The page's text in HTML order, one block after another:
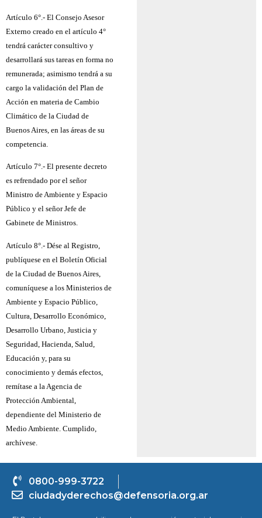
Artículo 6°.- El Consejo Asesor
Externo creado en el artículo 4°
tendrá carácter consultivo y
desarrollará sus tareas en forma no
remunerada; asimismo tendrá a su
cargo la validación del Plan de
Acción en materia de Cambio
Climático de la Ciudad de
Buenos Aires, en las áreas de su
competencia.
Artículo 7°.- El presente decreto
es refrendado por el señor
Ministro de Ambiente y Espacio
Público y el señor Jefe de
Gabinete de Ministros.
Artículo 8°.- Dése al Registro,
publíquese en el Boletín Oficial
de la Ciudad de Buenos Aires,
comuníquese a los Ministerios de
Ambiente y Espacio Público,
Cultura, Desarrollo Económico,
Desarrollo Urbano, Justicia y
Seguridad, Hacienda, Salud,
Educación y, para su
conocimiento y demás efectos,
remítase a la Agencia de
Protección Ambiental,
dependiente del Ministerio de
Medio Ambiente. Cumplido,
archívese.
0800-999-3722
ciudadyderechos@defensoria.org.ar